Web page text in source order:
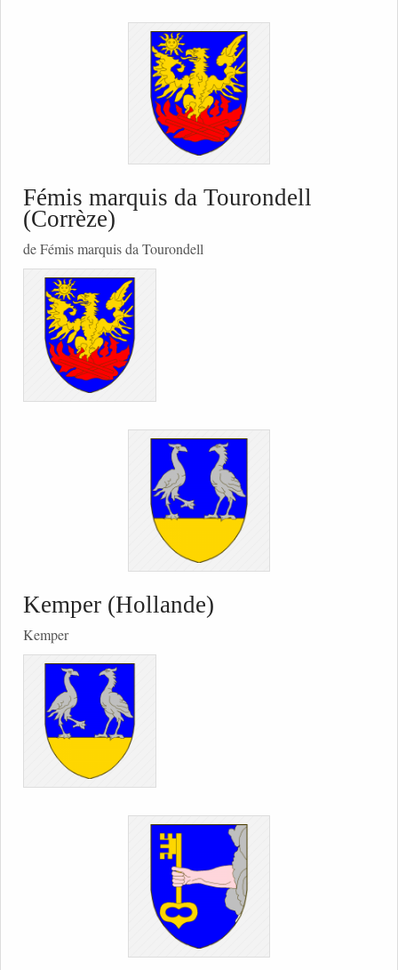
Fémis marquis da Tourondell
(Corrèze)
de Fémis marquis da Tourondell
Kemper (Hollande)
Kemper